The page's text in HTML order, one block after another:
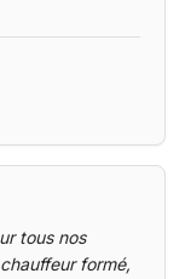
tous nos
formé,